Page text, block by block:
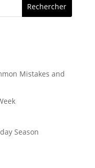
Mistakes and
Season